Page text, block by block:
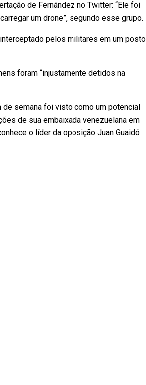
de Fernández no Twitter: “Ele foi
um drone”, segundo esse grupo.
pelos militares em um posto
foram “injustamente detidos na
de semana foi visto como um potencial
de sua embaixada venezuelana em
o líder da oposição Juan Guaidó